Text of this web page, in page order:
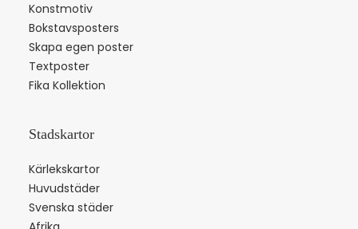
Konstmotiv
Bokstavsposters
Skapa egen poster
Textposter
Fika Kollektion
Stadskartor
Kärlekskartor
Huvudstäder
Svenska städer